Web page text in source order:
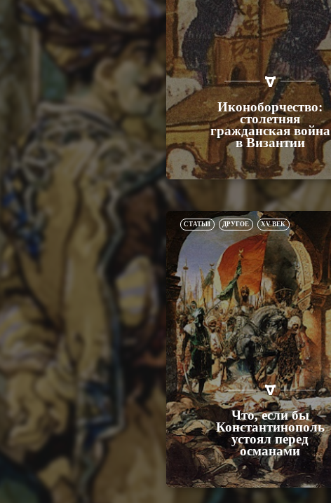
Иконоборчество:
столетняя
гражданская война
в Византии
СТАТЬИ ДРУГОЕ XV ВЕК
Что, если бы
Константинополь
устоял перед
османами